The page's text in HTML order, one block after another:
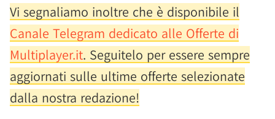
Vi segnaliamo inoltre che è disponibile il
Canale Telegram dedicato alle Offerte di
Multiplayer.it. Seguitelo per essere sempre
aggiornati sulle ultime offerte selezionate
dalla nostra redazione!